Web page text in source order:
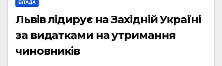
ВЛАДА
Львів лідирує на Західній Україні
за видатками на утримання
чиновників